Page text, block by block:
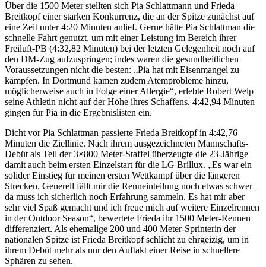
Über die 1500 Meter stellten sich Pia Schlattmann und Frieda
Breitkopf einer starken Konkurrenz, die an der Spitze zunächst auf
eine Zeit unter 4:20 Minuten anlief. Gerne hätte Pia Schlattman die
schnelle Fahrt genutzt, um mit einer Leistung im Bereich ihrer
Freiluft-PB (4:32,82 Minuten) bei der letzten Gelegenheit noch auf
den DM-Zug aufzuspringen; indes waren die gesundheitlichen
Voraussetzungen nicht die besten: „Pia hat mit Eisenmangel zu
kämpfen. In Dortmund kamen zudem Atemprobleme hinzu,
möglicherweise auch in Folge einer Allergie“, erlebte Robert Welp
seine Athletin nicht auf der Höhe ihres Schaffens. 4:42,94 Minuten
gingen für Pia in die Ergebnislisten ein.
Dicht vor Pia Schlattman passierte Frieda Breitkopf in 4:42,76
Minuten die Ziellinie. Nach ihrem ausgezeichneten Mannschafts-
Debüt als Teil der 3×800 Meter-Staffel überzeugte die 23-Jährige
damit auch beim ersten Einzelstart für die LG Brillux. „Es war ein
solider Einstieg für meinen ersten Wettkampf über die längeren
Strecken. Generell fällt mir die Renneinteilung noch etwas schwer –
da muss ich sicherlich noch Erfahrung sammeln. Es hat mir aber
sehr viel Spaß gemacht und ich freue mich auf weitere Einzelrennen
in der Outdoor Season“, bewertete Frieda ihr 1500 Meter-Rennen
differenziert. Als ehemalige 200 und 400 Meter-Sprinterin der
nationalen Spitze ist Frieda Breitkopf schlicht zu ehrgeizig, um in
ihrem Debüt mehr als nur den Auftakt einer Reise in schnellere
Sphären zu sehen.